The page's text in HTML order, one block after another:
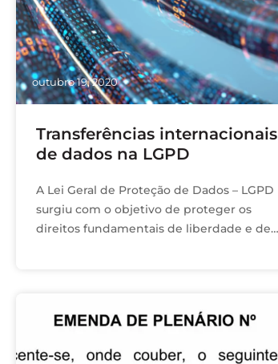
outubro 19, 2020
Transferências internacionais
de dados na LGPD
A Lei Geral de Proteção de Dados – LGPD
surgiu com o objetivo de proteger os
direitos fundamentais de liberdade e de